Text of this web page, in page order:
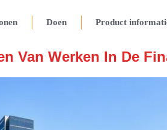
Doen Product
Van Werken In De